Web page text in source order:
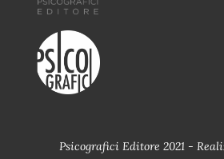
Psicografici Editore 2021 -